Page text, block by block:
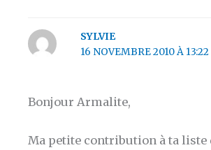
SYLVIE
16 NOVEMBRE 2010 À 13:22
Bonjour Armalite,
Ma petite contribution à ta liste